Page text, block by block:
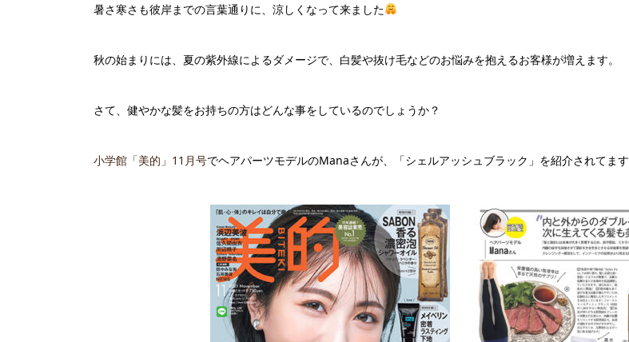
暑さ寒さも彼岸までの言葉通りに、涼しくなって来ました
秋の始まりには、夏の紫外線によるダメージで、白髪や抜け毛などのお悩みを抱えるお客様が増えます。
さて、健やかな髪をお持ちの方はどんな事をしているのでしょうか？
小学館「美的」11月号でヘアパーツモデルのManaさんが、「シェルアッシュブラック」を紹介されてます